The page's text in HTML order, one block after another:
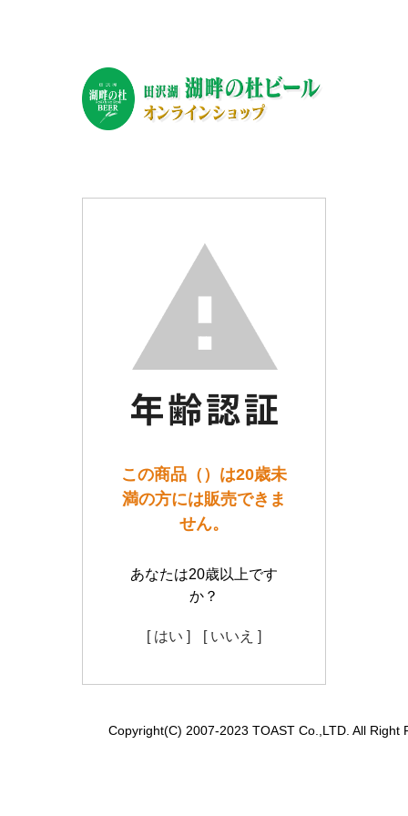
この商品（）は20歳未
満の方には販売できま
せん。
あなたは20歳以上です
か？
[ はい ] [ いいえ ]
Copyright(C) 2007-2023 TOAST Co.,LTD. All Right